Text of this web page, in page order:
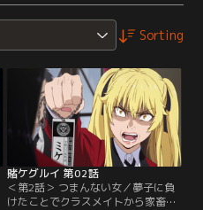
Sorting
賭ケグルイ 第02話
＜第2話＞ つまんない女／夢子に負
けたことでクラスメイトから家畜の